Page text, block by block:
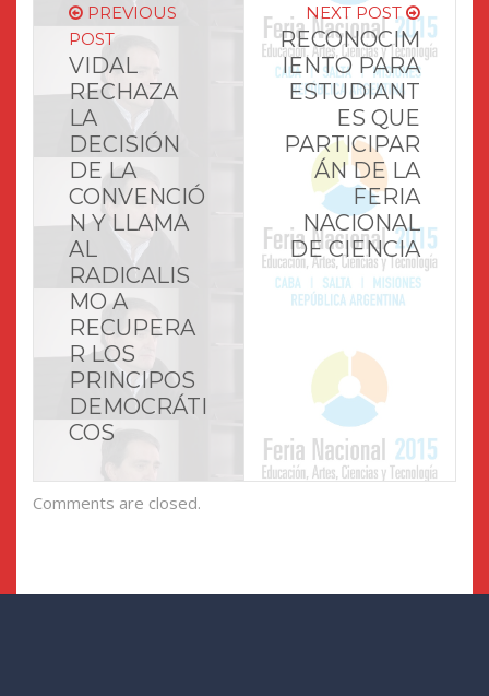
PREVIOUS
POST
VIDAL
RECHAZA
LA
DECISIÓN
DE LA
CONVENCIÓ
N Y LLAMA
AL
RADICALIS
MO A
RECUPERA
R LOS
PRINCIPOS
DEMOCRÁTI
COS
NEXT POST
RECONOCIM
IENTO PARA
ESTUDIANT
ES QUE
PARTICIPAR
ÁN DE LA
FERIA
NACIONAL
Comments are closed.